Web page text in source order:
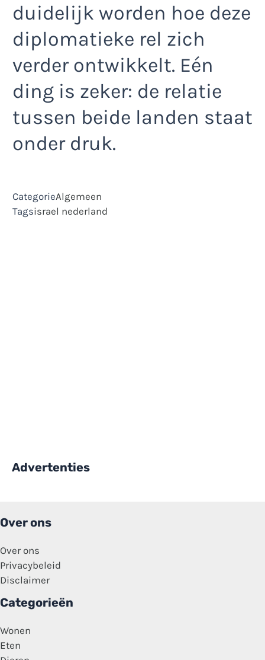
duidelijk worden hoe deze
diplomatieke rel zich
verder ontwikkelt. Eén
ding is zeker: de relatie
tussen beide landen staat
onder druk.
CategorieAlgemeen
Tagsisrael nederland
Advertenties
Over ons
Over ons
Privacybeleid
Disclaimer
Categorieën
Wonen
Eten